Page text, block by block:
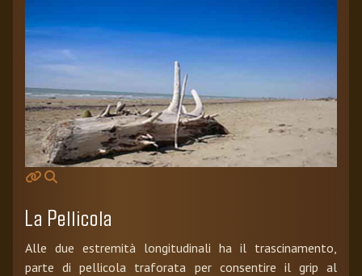
La Pellicola
Alle due estremità longitudinali ha il trascinamento,
parte di pellicola traforata per consentire il grip al